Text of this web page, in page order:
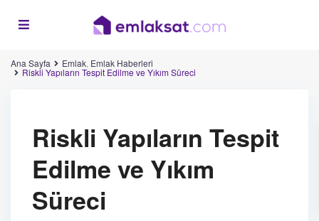
Ana Sayfa Emlak, Emlak Haberleri
Riskli Yapıların Tespit Edilme ve Yıkım Süreci
Riskli Yapıların Tespit
Edilme ve Yıkım
Süreci